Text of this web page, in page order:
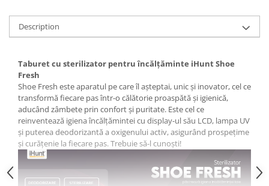
Trash cans
Uscătoare de Păr
Hair Straighteners
SPA
CASA, GRADINA SI BRICOLAJ
Sigurante inteligente
Camere de supraveghere
Climatizare
Description
Taburet cu sterilizator pentru încălțăminte iHunt Shoe
Fresh
Shoe Fresh este aparatul pe care îl așteptai, unic și inovator, cel ce
transformă fiecare pas într-o călătorie proaspătă și igienică,
aducând zâmbete prin confort și puritate. Este cel ce
reinventează igiena încălțămintei cu display-ul său LCD, lampa UV
și puterea deodorizantă a oxigenului activ, asigurând prospețime
și curățenie la fiecare pas. Trebuie să-l cunoști!